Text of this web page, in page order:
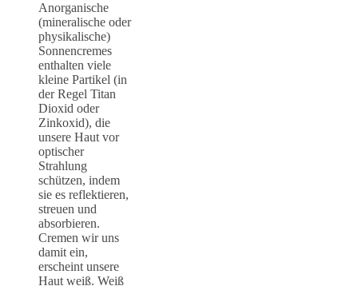
Anorganische
(mineralische oder
physikalische)
Sonnencremes
enthalten viele
kleine Partikel (in
der Regel Titan
Dioxid oder
Zinkoxid), die
unsere Haut vor
optischer
Strahlung
schützen, indem
sie es reflektieren,
streuen und
absorbieren.
Cremen wir uns
damit ein,
erscheint unsere
Haut weiß. Weiß